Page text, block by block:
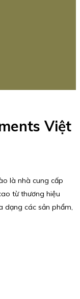
Việt
là nhà cung cấp
từ thương hiệu
dạng các sản phẩm,